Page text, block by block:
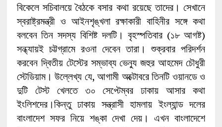
বিকেলে সচিবালয়ে বৈঠকে বসার কথা রয়েছে তাদের। সেখানে
স্বরাষ্ট্রমন্ত্রী ও আইনশৃঙ্খলা রক্ষাকারী বাহিনীর সঙ্গে কথা
বলবেন তিন সদস্য বিশিষ্ট দলটি। বৃহস্পতিবার (১৮ আগষ্ট)
সন্ধ্যায়ই চট্টগ্রামে রওনা দেবেন তারা। শুক্রবার পরিদর্শন
করবেন দ্বিতীয় টেস্টের সম্ভাব্য ভেন্যু জহুর আহমেদ চৌধুরী
স্টেডিয়াম। উল্লেখ্য যে, আগামী অক্টোবরে তিনটি ওয়ানডে ও
দুটি টেস্ট খেলতে ৩০ সেপ্টেম্বর ঢাকায় আসার কথা
ইংলিশদের।কিন্তু ঢাকায় সন্ত্রাসী হামলায় ইংল্যান্ড দলের
বাংলাদেশ সফর নিয়ে শঙ্কা দেখা দেয়। এখন বাংলাদেশে